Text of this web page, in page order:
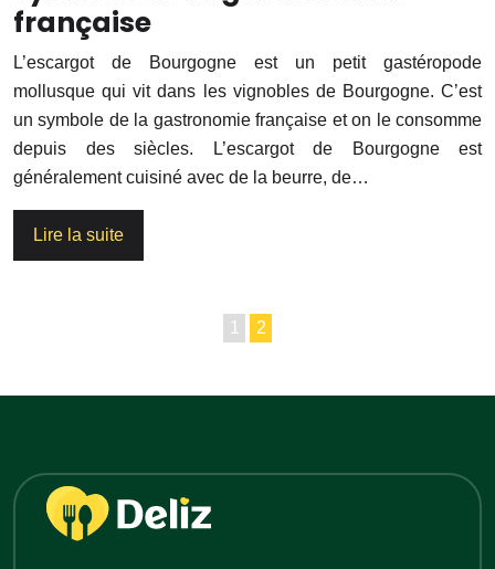
française
L’escargot de Bourgogne est un petit gastéropode
mollusque qui vit dans les vignobles de Bourgogne. C’est
un symbole de la gastronomie française et on le consomme
depuis des siècles. L’escargot de Bourgogne est
généralement cuisiné avec de la beurre, de…
Lire la suite
1 2